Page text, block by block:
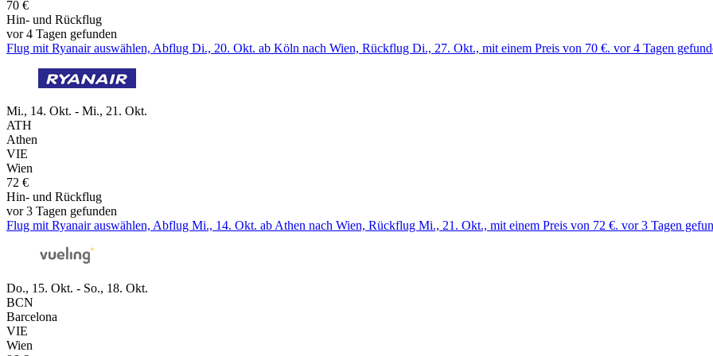
70 €
Hin- und Rückflug
vor 4 Tagen gefunden
Flug mit Ryanair auswählen, Abflug Di., 20. Okt. ab Köln nach Wien, Rückflug Di., 27. Okt., mit einem Preis von 70 €. vor 4 Tagen
Mi., 14. Okt. - Mi., 21. Okt.
ATH
Athen
VIE
Wien
72 €
Hin- und Rückflug
vor 3 Tagen gefunden
Flug mit Ryanair auswählen, Abflug Mi., 14. Okt. ab Athen nach Wien, Rückflug Mi., 21. Okt., mit einem Preis von 72 €. vor 3 Tagen
Do., 15. Okt. - So., 18. Okt.
BCN
Barcelona
VIE
Wien